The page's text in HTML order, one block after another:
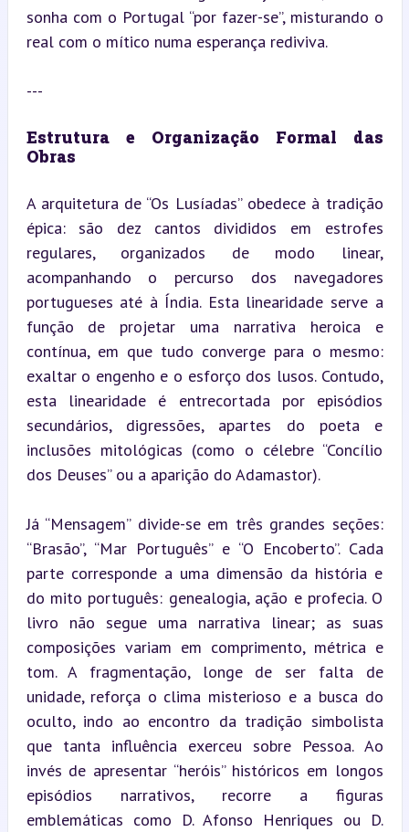
sonha com o Portugal “por fazer-se”, misturando o
real com o mítico numa esperança rediviva.
---
Estrutura e Organização Formal das
Obras
A arquitetura de “Os Lusíadas” obedece à tradição
épica: são dez cantos divididos em estrofes
regulares, organizados de modo linear,
acompanhando o percurso dos navegadores
portugueses até à Índia. Esta linearidade serve a
função de projetar uma narrativa heroica e
contínua, em que tudo converge para o mesmo:
exaltar o engenho e o esforço dos lusos. Contudo,
esta linearidade é entrecortada por episódios
secundários, digressões, apartes do poeta e
inclusões mitológicas (como o célebre “Concílio
dos Deuses” ou a aparição do Adamastor).
Já “Mensagem” divide-se em três grandes seções:
“Brasão”, “Mar Português” e “O Encoberto”. Cada
parte corresponde a uma dimensão da história e
do mito português: genealogia, ação e profecia. O
livro não segue uma narrativa linear; as suas
composições variam em comprimento, métrica e
tom. A fragmentação, longe de ser falta de
unidade, reforça o clima misterioso e a busca do
oculto, indo ao encontro da tradição simbolista
que tanta influência exerceu sobre Pessoa. Ao
invés de apresentar “heróis” históricos em longos
episódios narrativos, recorre a figuras
emblemáticas como D. Afonso Henriques ou D.